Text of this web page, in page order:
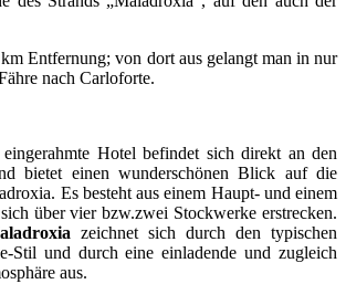
Entfernung; von dort aus gelangt man in nur
nach Carloforte.
Hotel befindet sich direkt an den
bietet einen wunderschönen Blick auf die
Es besteht aus einem Haupt- und einem
über vier bzw.zwei Stockwerke erstrecken.
zeichnet sich durch den typischen
Stil und durch eine einladende und zugleich
aus.